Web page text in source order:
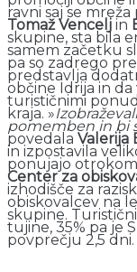
ravni saj se
Tomaž Vencelj in
skupine, sta bila
samem začetku
pa so zadrego
predstavlja
občine Idrija in
turističnimi
kraja. »
pomemben in bi
povedala Valerija
in izpostavila
ponujajo otrokom
Center za
izhodišče za
obiskovalcev na
skupine.
tujine, 35% pa je
povprečju 2,5 dni.